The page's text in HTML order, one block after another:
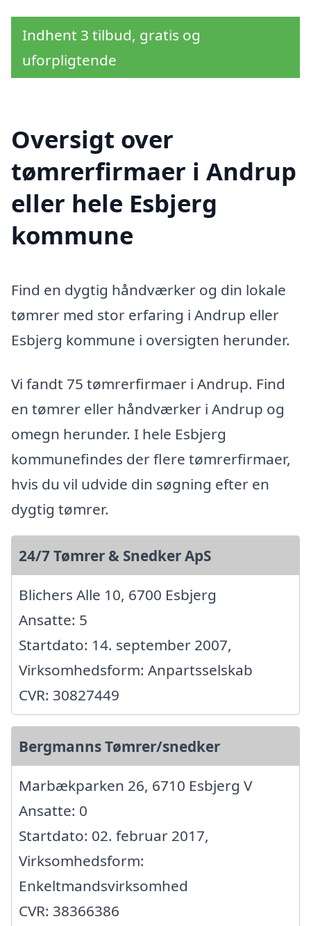
Indhent 3 tilbud, gratis og
uforpligtende
Oversigt over
tømrerfirmaer i Andrup
eller hele Esbjerg
kommune
Find en dygtig håndværker og din lokale
tømrer med stor erfaring i Andrup eller
Esbjerg kommune i oversigten herunder.
Vi fandt 75 tømrerfirmaer i Andrup. Find
en tømrer eller håndværker i Andrup og
omegn herunder. I hele Esbjerg
kommunefindes der flere tømrerfirmaer,
hvis du vil udvide din søgning efter en
dygtig tømrer.
24/7 Tømrer & Snedker ApS
Blichers Alle 10, 6700 Esbjerg
Ansatte: 5
Startdato: 14. september 2007,
Virksomhedsform: Anpartsselskab
CVR: 30827449
Bergmanns Tømrer/snedker
Marbækparken 26, 6710 Esbjerg V
Ansatte: 0
Startdato: 02. februar 2017,
Virksomhedsform:
Enkeltmandsvirksomhed
CVR: 38366386